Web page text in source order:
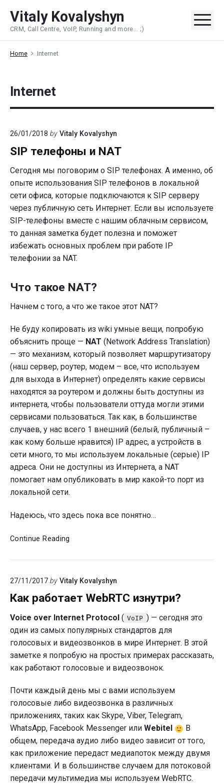
content
Vitaly Kovalyshyn
CRM, Call Centre, VoIP, Running and more... ;)
Home Internet
Internet
26/01/2018 by Vitaly Kovalyshyn
SIP телефоны и NAT
Сегодня мы поговорим о SIP телефонах. А именно, об
опыте использования SIP телефонов в локальной
сети офиса, которые подключаются к SIP серверу
через публичную сеть Интернет. Если вы используете
SIP-телефоны вместе с нашим облачным сервисом,
то данная заметка будет полезна и поможет
избежать основных проблем при работе IP
телефонии за NAT.
Что такое NAT?
Начнем с того, а что же такое этот NAT?
Не буду копировать из wiki умные вещи, попробую
объяснить проще — NAT (Network Address Translation)
— это механизм, который позволяет маршрутизатору
(наш сервер, роутер, модем – все, что используем
для выхода в Интернет) определять какие сервисы
находятся за роутером и должны быть доступны из
интернета, чтобы пользователи оттуда могли этими
сервисами пользоваться. Так как, в большинстве
случаев, у нас всего 1 внешний (белый, публичный –
как кому больше нравится) IP адрес, а устройств в
сети много, то мы используем локальные (серые) IP
адреса. Они не доступны из Интернета, а NAT
помогает нам опубликовать в мир какой-то порт из
локальной сети.
Надеюсь, что здесь пока все понятно…
Continue Reading
27/11/2017 by Vitaly Kovalyshyn
Как работает WebRTC изнутри?
Voice over Internet Protocol ( VoIP ) — сегодня это
один из самых популярных стандартов для
голосовых и видеозвонков в мире Интернет. В этой
заметке я попробую на простых примерах рассказать,
как работают голосовые и видеозвонок.
Почти каждый день мы с вами используем
голосовые либо видеозвонка в различных
приложениях, таких как Skype, Viber, Telegram,
WhatsApp, Facebook Messenger или Webitel
В
общем, передача аудио либо видео зависит от того,
как приложение передаст медиапоток между двумя
клиентами. И в большинстве случаем для потоковой
передачи мультимедиа мы используем WebRTC.